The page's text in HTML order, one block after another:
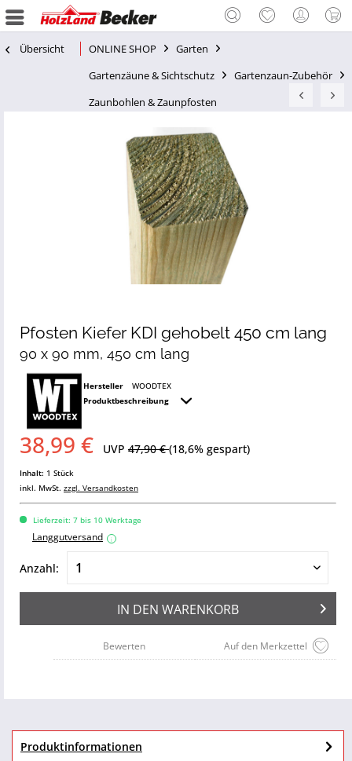
Übersicht ONLINE SHOP
Garten
Gartenzäune & Sichtschutz
Gartenzaun-Zubehör
Zaunbohlen & Zaunpfosten
Pfosten Kiefer KDI gehobelt 450 cm lang
90 x 90 mm, 450 cm lang
Hersteller
WOODTEX
Produktbeschreibung
38,99 € UVP 47,90 €(18,6% gespart)
Inhalt: 1 Stück
inkl. MwSt. zzgl. Versandkosten
Lieferzeit: 7 bis 10 Werktage
Langgutversand i
Anzahl:
IN DEN WARENKORB
Auf den Merkzettel
Bewerten
Produktinformationen